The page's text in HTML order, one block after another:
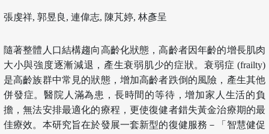
張虔祥, 郭昱良, 連偉志, 陳芃婷, 林彥呈
隨著整體人口結構趨向高齡化狀態，高齡者因年齡的增長肌肉
大小與強度逐漸減退，產生衰弱肌少的症狀。衰弱症 (frailty)
是高齡族群中常見的狀態，增加高齡者跌倒的風險，產生其他
併發症。醫院人滿為患，長時間的等待，增加家人生活的負
擔，無法安排最適化的療程，更使復健者錯失黃金治療期的最
佳療效。本研究旨在於發展一套新型的復健服務－「智慧健促